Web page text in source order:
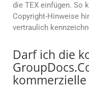
die TEX einfügen. So
Copyright-Hinweise
vertraulich
Darf ich die